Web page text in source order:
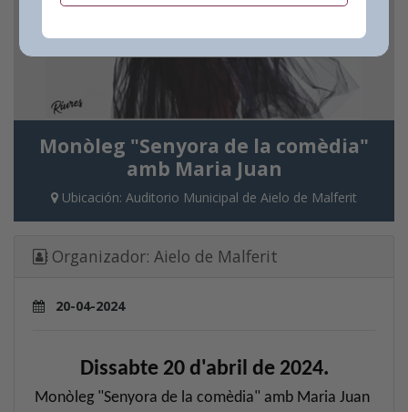
Monòleg "Senyora de la comèdia"
amb Maria Juan
Ubicación: Auditorio Municipal de Aielo de Malferit
Organizador: Aielo de Malferit
20-04-2024
Dissabte 20 d'abril de 2024.
Monòleg "Senyora de la comèdia" amb Maria Juan